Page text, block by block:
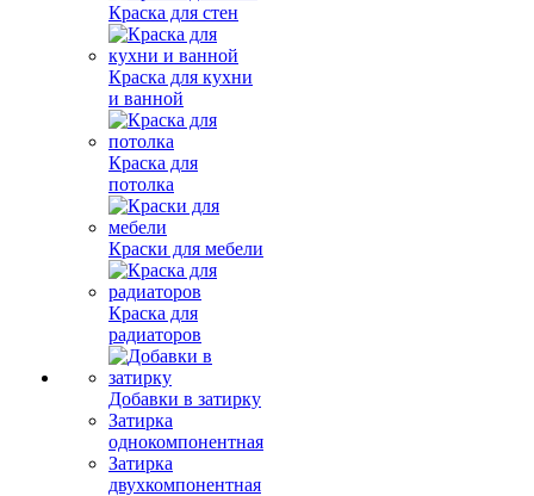
Краска для стен
Краска для кухни
и ванной
Краска для
потолка
Краски для мебели
Краска для
радиаторов
Добавки в затирку
Затирка
однокомпонентная
Затирка
двухкомпонентная